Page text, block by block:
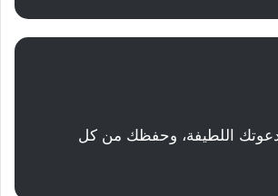
اللطيفة، وحفظك من كل